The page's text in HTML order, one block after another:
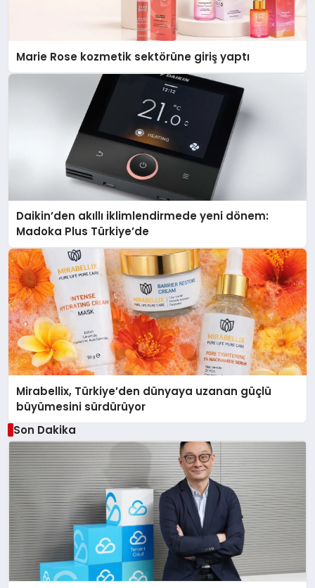
Marie Rose kozmetik sektörüne giriş yaptı
Daikin’den akıllı iklimlendirmede yeni dönem:
Madoka Plus Türkiye’de
Mirabellix, Türkiye’den dünyaya uzanan güçlü
büyümesini sürdürüyor
Son Dakika